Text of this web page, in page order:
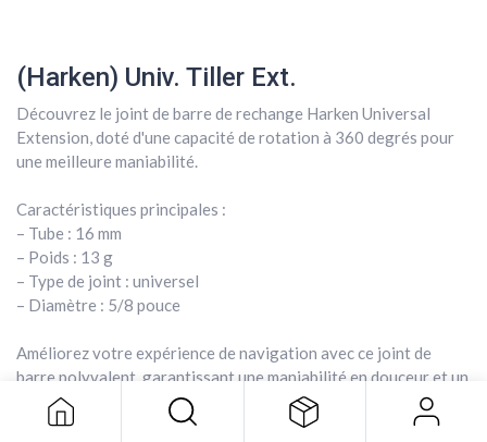
(Harken) Univ. Tiller Ext.
Découvrez le joint de barre de rechange Harken Universal
Extension, doté d'une capacité de rotation à 360 degrés pour
une meilleure maniabilité.
Caractéristiques principales :
– Tube : 16 mm
– Poids : 13 g
– Type de joint : universel
– Diamètre : 5/8 pouce
Améliorez votre expérience de navigation avec ce joint de
barre polyvalent, garantissant une maniabilité en douceur et un
contrôle précis sur l'eau.
(Harken) Univ. Tiller Ext.
22,99$